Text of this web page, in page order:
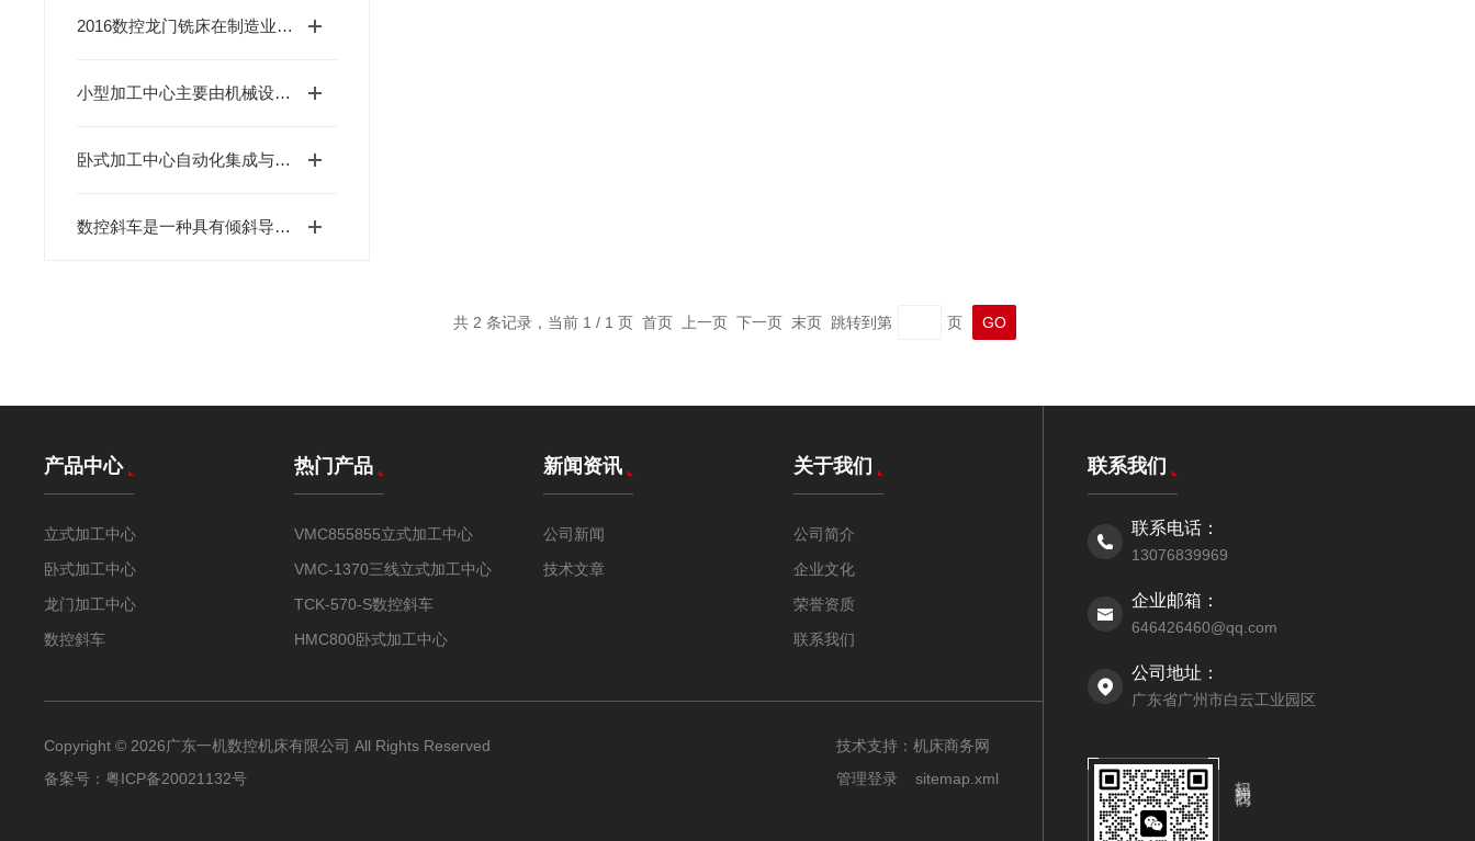
2016数控龙门铣床在制造业中扮演着关键角色
小型加工中心主要由机械设备与数控系统组成
卧式加工中心自动化集成与智能化改造的研究与实践
数控斜车是一种具有倾斜导轨结构的数控车床
共 2 条记录，当前 1 / 1 页 首页 上一页 下一页 末页 跳转到第 页
联系我们
联系电话：
13076839969
企业邮箱：
646426460@qq.com
公司地址：
广东省广州市白云工业园区
产品中心
立式加工中心
卧式加工中心
龙门加工中心
数控斜车
热门产品
VMC855855立式加工中心
VMC-1370三线立式加工中心
TCK-570-S数控斜车
HMC800卧式加工中心
新闻资讯
公司新闻
技术文章
关于我们
公司简介
企业文化
荣誉资质
联系我们
Copyright © 2026广东一机数控机床有限公司 All Rights Reserved
备案号： 粤ICP备20021132号
技术支持：机床商务网
管理登录
sitemap.xml